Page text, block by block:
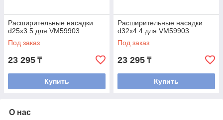
Расширительные насадки
d25х3.5 для VM59903
Под заказ
23 295 ₸
Купить
Расширительные насадки
d32х4.4 для VM59903
Под заказ
23 295 ₸
Купить
О нас